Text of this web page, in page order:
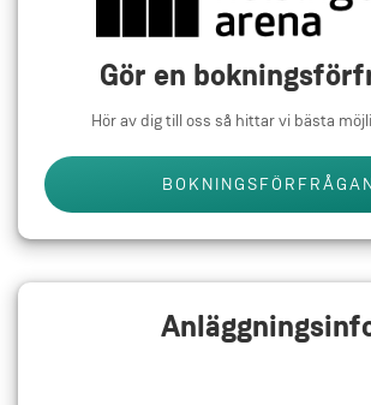
Gör en
Hör av dig till oss så hittar vi bästa